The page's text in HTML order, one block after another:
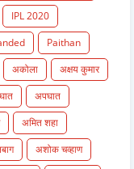
IPL 2020
Paithan
अकोला
अक्षय कुमार
अपघात
अमित शहा
अशोक चव्हाण